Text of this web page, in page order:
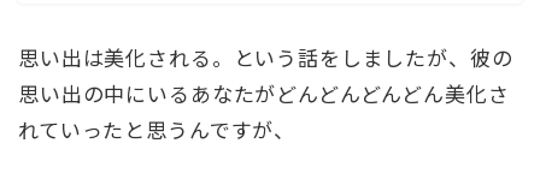
思い出は美化される。という話をしましたが、彼の
思い出の中にいるあなたがどんどんどんどん美化さ
れていったと思うんですが、